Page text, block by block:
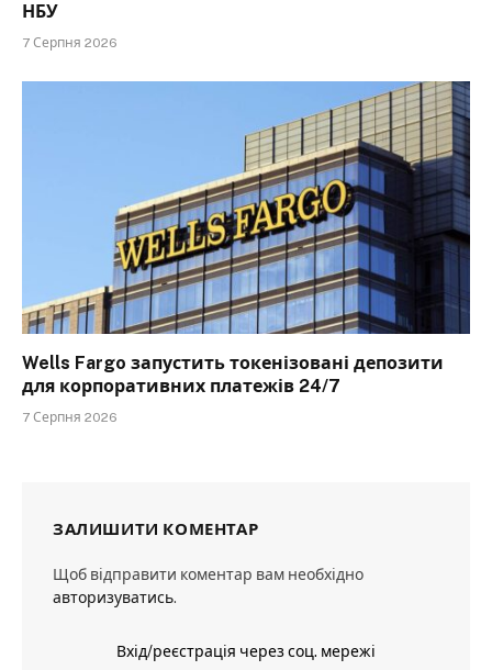
НБУ
7 Серпня 2026
Wells Fargo запустить токенізовані депозити
для корпоративних платежів 24/7
7 Серпня 2026
ЗАЛИШИТИ КОМЕНТАР
Щоб відправити коментар вам необхідно
авторизуватись.
Вхід/реєстрація через соц. мережі